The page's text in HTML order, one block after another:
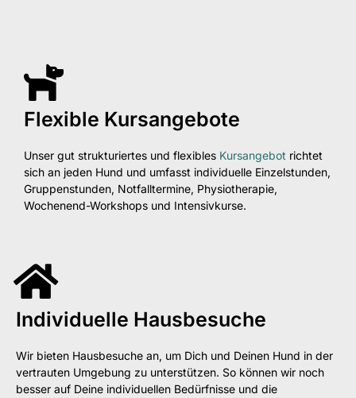
Flexible Kursangebote
Unser gut strukturiertes und flexibles Kursangebot richtet
sich an jeden Hund und umfasst individuelle Einzelstunden,
Gruppenstunden, Notfalltermine, Physiotherapie,
Wochenend-Workshops und Intensivkurse.
Individuelle Hausbesuche
Wir bieten Hausbesuche an, um Dich und Deinen Hund in der
vertrauten Umgebung zu unterstützen. So können wir noch
besser auf Deine individuellen Bedürfnisse und die